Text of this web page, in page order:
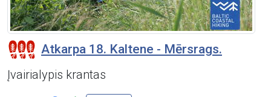
Atkarpa 18. Kaltene - Mērsrags.
Įvairialypis krantas